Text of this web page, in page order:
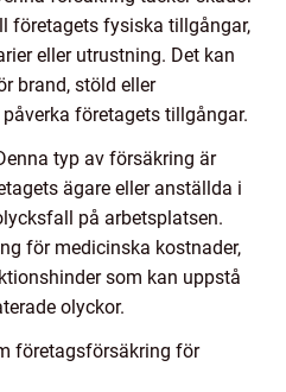
företagets fysiska tillgångar,
eller utrustning. Det kan
brand, stöld eller
företagets tillgångar.
typ av försäkring är
ägare eller anställda i
på arbetsplatsen.
för medicinska kostnader,
som kan uppstå
olyckor.
företagsförsäkring för